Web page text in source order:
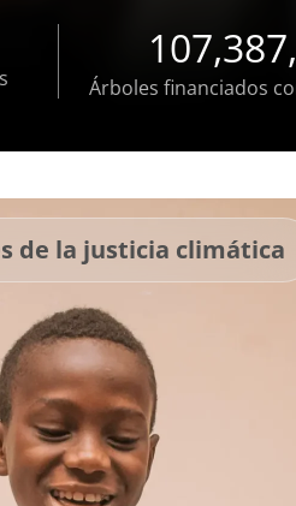
Árboles financiados
de la justicia climática